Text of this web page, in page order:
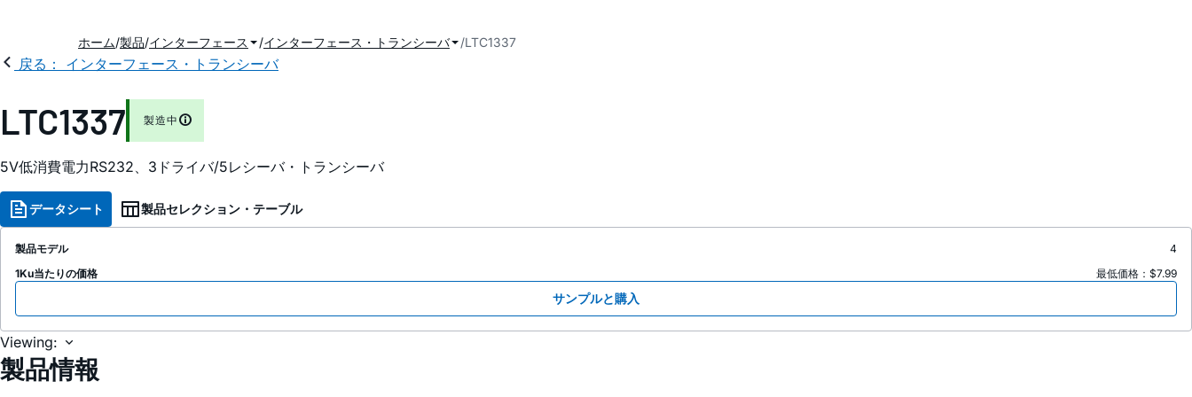
ホーム 製品 インターフェース インターフェース・トランシーバ LTC1337
戻る： インターフェース・トランシーバ
LTC1337 製造中
5V低消費電力RS232、3ドライバ/5レシーバ・トランシーバ
データシート 製品セレクション・テーブル
製品モデル
4
1Ku当たりの価格
最低価格：$7.99
サンプルと購入
Viewing:
製品情報